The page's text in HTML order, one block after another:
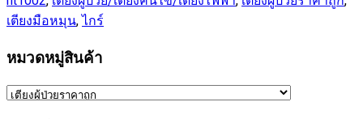
เตียงมือหมุน,ไกร์
หมวดหมู่สินค้า